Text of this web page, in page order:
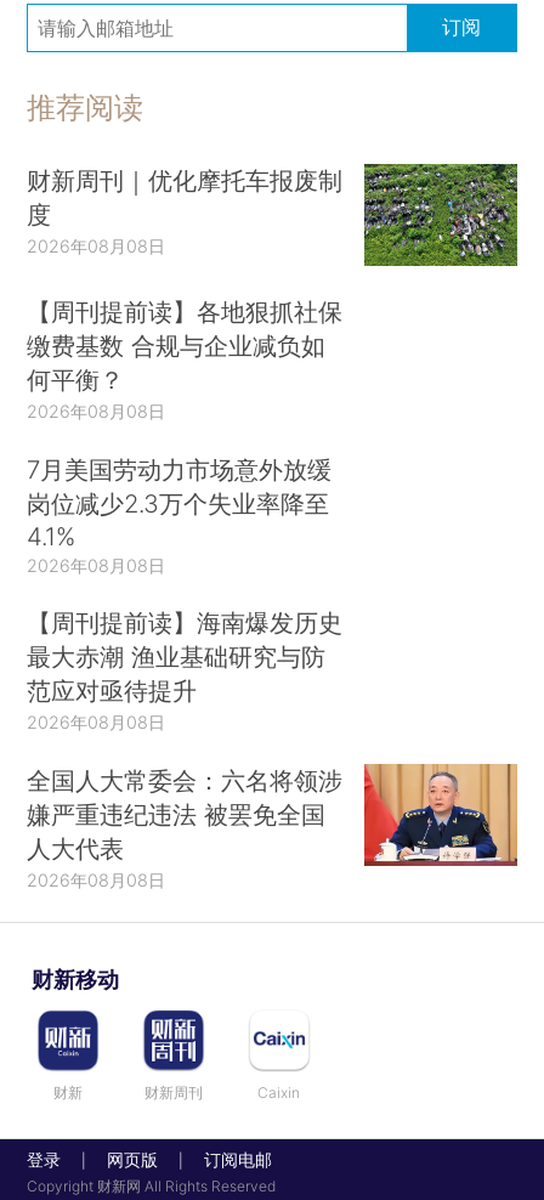
订阅
推荐阅读
财新周刊｜优化摩托车报废制
度
2026年08月08日
【周刊提前读】各地狠抓社保
缴费基数 合规与企业减负如
何平衡？
2026年08月08日
7月美国劳动力市场意外放缓
岗位减少2.3万个失业率降至
4.1%
2026年08月08日
【周刊提前读】海南爆发历史
最大赤潮 渔业基础研究与防
范应对亟待提升
2026年08月08日
全国人大常委会：六名将领涉
嫌严重违纪违法 被罢免全国
人大代表
2026年08月08日
财新移动
财新 财新周刊 Caixin
登录 网页版 订阅电邮
Copyright 财新网 All Rights Reserved